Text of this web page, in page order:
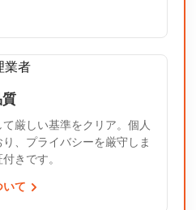
厳しい基準をクリア。個人
、プライバシーを厳守しま
きです。
いて